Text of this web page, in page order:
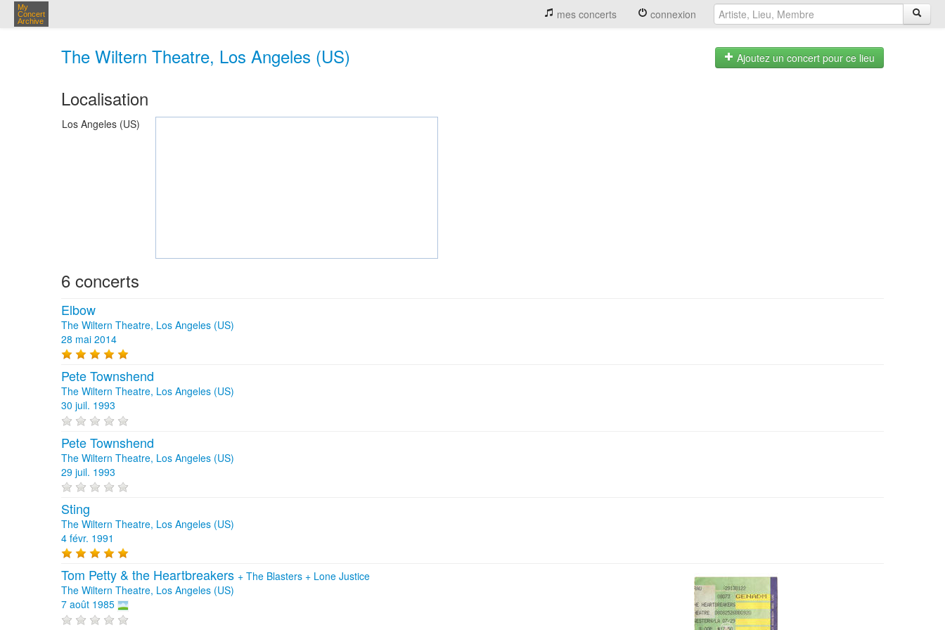
My
Concert
Archive
mes concerts connexion
The Wiltern Theatre, Los Angeles (US) Ajoutez un concert pour ce lieu
Localisation
Los Angeles (US)
6 concerts
Elbow
The Wiltern Theatre, Los Angeles (US)
28 mai 2014
Pete Townshend
The Wiltern Theatre, Los Angeles (US)
30 juil. 1993
Pete Townshend
The Wiltern Theatre, Los Angeles (US)
29 juil. 1993
Sting
The Wiltern Theatre, Los Angeles (US)
4 févr. 1991
Tom Petty & the Heartbreakers + The Blasters + Lone Justice
The Wiltern Theatre, Los Angeles (US)
7 août 1985